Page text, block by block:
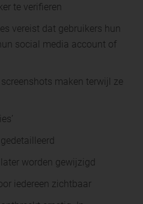
te verifieren
vereist dat gebruikers hun
social media account of
maken terwijl ze
worden gewijzigd
iedereen zichtbaar